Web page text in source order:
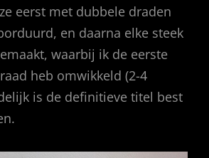
eerst met dubbele draden
en daarna elke steek
waarbij ik de eerste
heb omwikkeld (2-4
is de definitieve titel best